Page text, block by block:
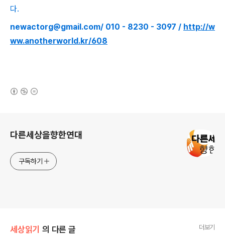
다.
newactorg@gmail.com/ 010 - 8230 - 3097 / http://w
ww.anotherworld.kr/608
다른세상을향한연대
구독하기
세상읽기 의 다른 글 더보기